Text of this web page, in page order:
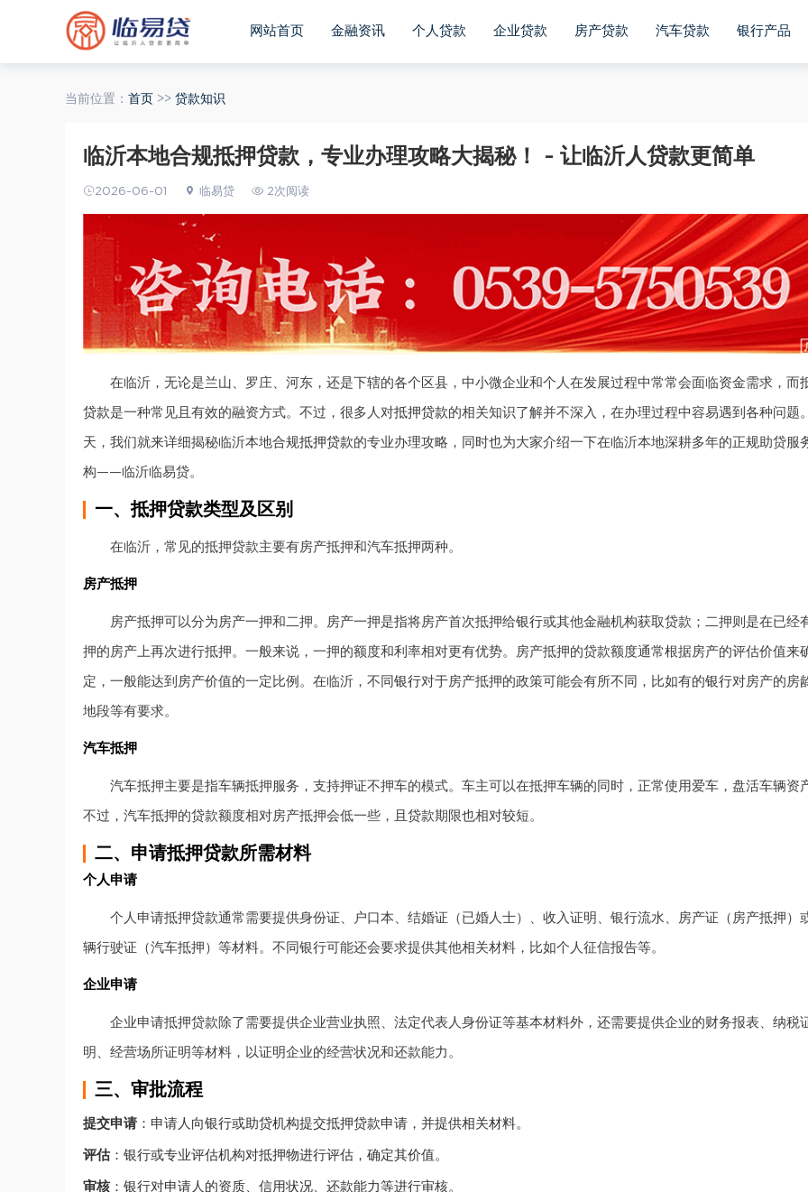
网站首页 金融资讯 个人贷款 企业贷款 房产贷款 汽车贷款 银行产品
当前位置： 首页 >> 贷款知识
临沂本地合规抵押贷款，专业办理攻略大揭秘！ - 让临沂人贷款更简单
2026-06-01 临易贷 2次阅读
在临沂，无论是兰山、罗庄、河东，还是下辖的各个区县，中小微企业和个人在发展过程中常常会面临资金需求，而
贷款是一种常见且有效的融资方式。不过，很多人对抵押贷款的相关知识了解并不深入，在办理过程中容易遇到各种问题
天，我们就来详细揭秘临沂本地合规抵押贷款的专业办理攻略，同时也为大家介绍一下在临沂本地深耕多年的正规助贷服
构——临沂临易贷。
一、抵押贷款类型及区别
在临沂，常见的抵押贷款主要有房产抵押和汽车抵押两种。
房产抵押
房产抵押可以分为房产一押和二押。房产一押是指将房产首次抵押给银行或其他金融机构获取贷款；二押则是在已经
押的房产上再次进行抵押。一般来说，一押的额度和利率相对更有优势。房产抵押的贷款额度通常根据房产的评估价值来
定，一般能达到房产价值的一定比例。在临沂，不同 银行对于房产抵押的政策可能会有所不同，比如有的银行对房产的房
地段等有要求。
汽车抵押
汽车抵押主要是指车辆抵押服务，支持押证不押车的模式。车主可以在抵押车辆的同时，正常使用爱车，盘活车辆资
不过，汽车抵押的贷款额度相对房产抵押会低一些，且贷款期限也相对较短。
二、申请抵押贷款所需材料
个人申请
个人申请抵押贷款通常需要提供身份证、户口本、结婚证（已婚人士）、收入证明、银行流水、房产证（房产抵押）
辆行驶证（汽车抵押）等材料。不同银行可能还会要求提供其他相关材料，比如个人征信报告等。
企业申请
企业申请抵押贷款除了需要提供企业营业执照、法定代表人身份证等基本材料外，还需要提供企业的财务报表、纳税
明、经营场所证明等材料，以证明企业的经营状况和还款能力。
三、审批流程
提交申请 ：申请人向银行或助贷机构提交抵押贷款申请，并提供相关材料。
评估：银行或专业评估机构对抵押物进行评估，确定其价值。
审核：银行对申请人的资质、信用状况、还款能力等进行审核。